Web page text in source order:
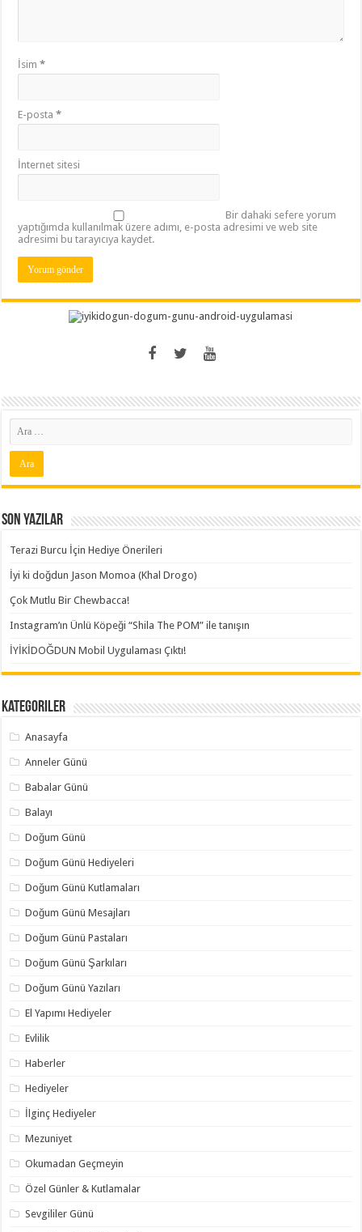
İsim*
E-posta*
İnternet sitesi
Bir dahaki sefere yorum
yaptığımda kullanılmak üzere adımı, e-posta adresimi ve web site
adresimi bu tarayıcıya kaydet.
Son Yazılar
Terazi Burcu İçin Hediye Önerileri
İyi ki doğdun Jason Momoa (Khal Drogo)
Çok Mutlu Bir Chewbacca!
Instagram’ın Ünlü Köpeği “Shila The POM” ile tanışın
İYİKİDOĞDUN Mobil Uygulaması Çıktı!
Kategoriler
Anasayfa
Anneler Günü
Babalar Günü
Balayı
Doğum Günü
Doğum Günü Hediyeleri
Doğum Günü Kutlamaları
Doğum Günü Mesajları
Doğum Günü Pastaları
Doğum Günü Şarkıları
Doğum Günü Yazıları
El Yapımı Hediyeler
Evlilik
Haberler
Hediyeler
İlginç Hediyeler
Mezuniyet
Okumadan Geçmeyin
Özel Günler & Kutlamalar
Sevgililer Günü